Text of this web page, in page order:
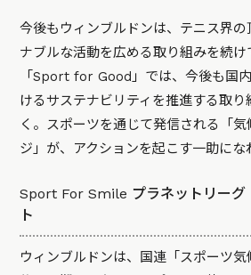
今後もウィンブルドンは、テニス界の
ナブルな活動を広める取り組みを続け
「Sport for Good」では、今後も国
けるサステナビリティを推進する取り
く。スポーツを通じて発信される「
ジ」が、アクションを起こす一助にな
Sport For Smile プラネットリー
ト
ウィンブルドンは、国連「スポーツ